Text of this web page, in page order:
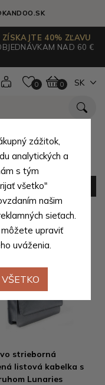
40% ZĽAVU
NAD 60 €
0 0 SK
strieborná
listová kabelka s
Lunaries
zážitok,
analytických a
s tým
všetko"
našim
sieťach.
upraviť
uváženia.